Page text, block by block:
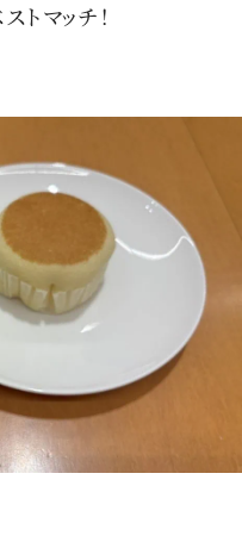
トマッチ！